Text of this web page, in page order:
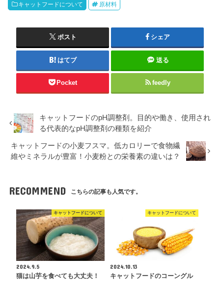
キャットフードについて 原材料
ポスト シェア
はてブ 送る
Pocket feedly
キャットフードのpH調整剤。目的や働き、使用され
る代表的なpH調整剤の種類を紹介
キャットフードの小麦フスマ。低カロリーで食物繊
維やミネラルが豊富！小麦粉との栄養素の違いは？
RECOMMEND こちらの記事も人気です。
キャットフードについて
2024.9.5
猫は山芋を食べても大丈夫！
キャットフードについて
2024.10.13
キャットフードのコーングル